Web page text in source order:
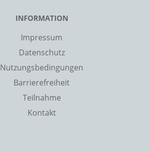
INFORMATION
Impressum
Datenschutz
Nutzungsbedingungen
Barrierefreiheit
Teilnahme
Kontakt